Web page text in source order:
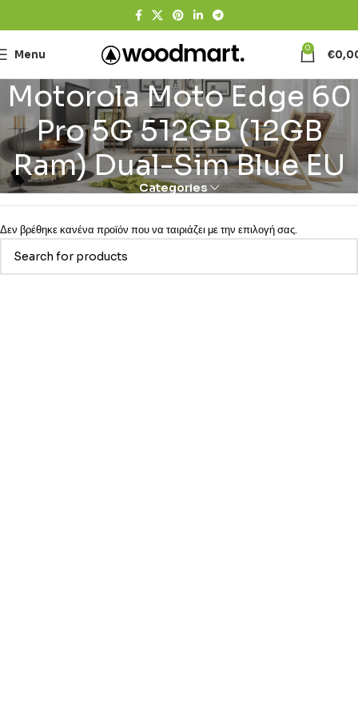
Menu 0 €
Motorola Moto Edge 60
Pro 5G 512GB (12GB
Ram) Dual-Sim Blue EU
Categories
Δεν βρέθηκε κανένα προϊόν που να ταιριάζει με την επιλογή σας.